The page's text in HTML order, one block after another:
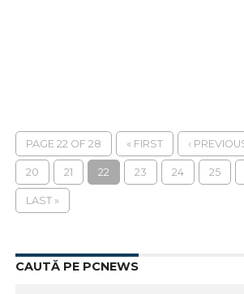
PAGE 22 OF 28 « FIRST ‹
20 21 22 23 24 25
LAST »
CAUTĂ PE PCNEWS